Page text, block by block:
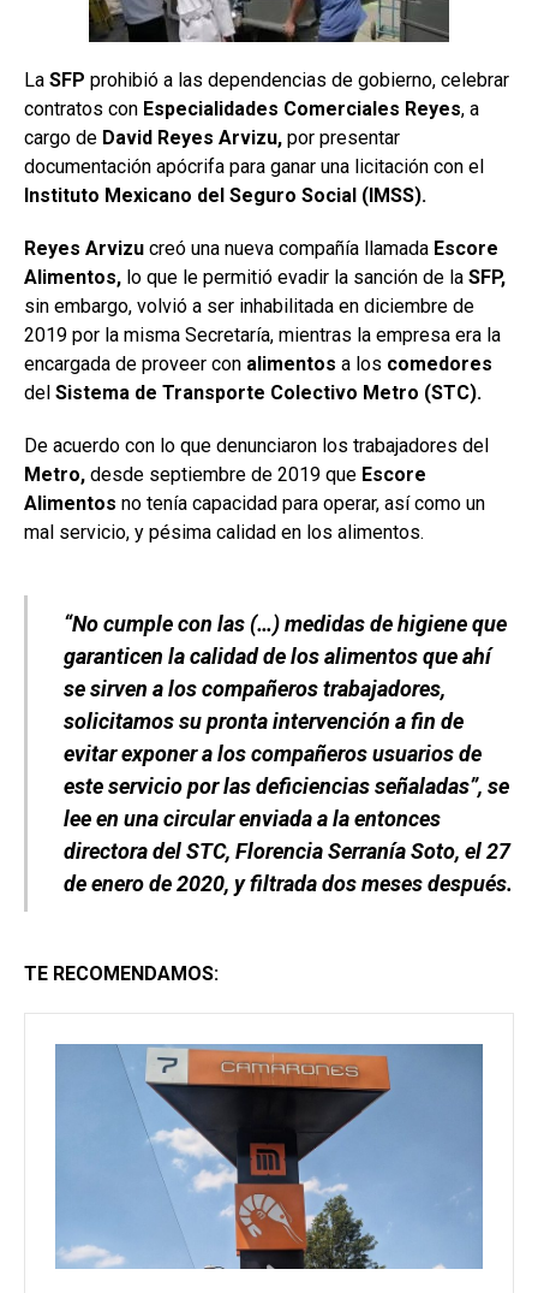
La SFP prohibió a las dependencias de gobierno, celebrar
contratos con Especialidades Comerciales Reyes, a
cargo de David Reyes Arvizu, por presentar
documentación apócrifa para ganar una licitación con el
Instituto Mexicano del Seguro Social (IMSS).
Reyes Arvizu creó una nueva compañía llamada Escore
Alimentos, lo que le permitió evadir la sanción de la SFP,
sin embargo, volvió a ser inhabilitada en diciembre de
2019 por la misma Secretaría, mientras la empresa era la
encargada de proveer con alimentos a los comedores
del Sistema de Transporte Colectivo Metro (STC).
De acuerdo con lo que denunciaron los trabajadores del
Metro, desde septiembre de 2019 que Escore
Alimentos no tenía capacidad para operar, así como un
mal servicio, y pésima calidad en los alimentos.
“No cumple con las (…) medidas de higiene que
garanticen la calidad de los alimentos que ahí
se sirven a los compañeros trabajadores,
solicitamos su pronta intervención a fin de
evitar exponer a los compañeros usuarios de
este servicio por las deficiencias señaladas”, se
lee en una circular enviada a la entonces
directora del STC, Florencia Serranía Soto, el 27
de enero de 2020, y filtrada dos meses después.
TE RECOMENDAMOS: